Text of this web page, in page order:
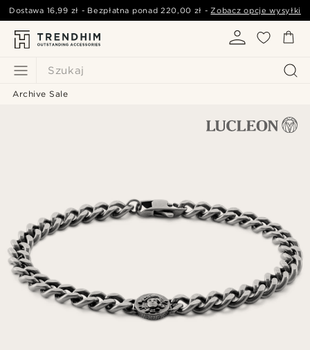
Szukaj
Dostawa 16,99 zł - Bezpłatna ponad220,00 zł -Zobacz opcje wysyłki
Archive Sale